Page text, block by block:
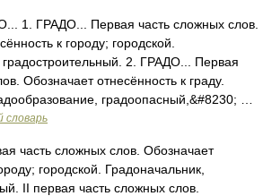
1. ГРАДО... Первая часть сложных слов.
к городу; городской.
градостроительный. 2. ГРАДО... Первая
Обозначает отнесённость к граду.
градоопасный,&#8230; …
словарь
часть сложных слов. Обозначает
городской. Градоначальник,
II первая часть сложных слов.